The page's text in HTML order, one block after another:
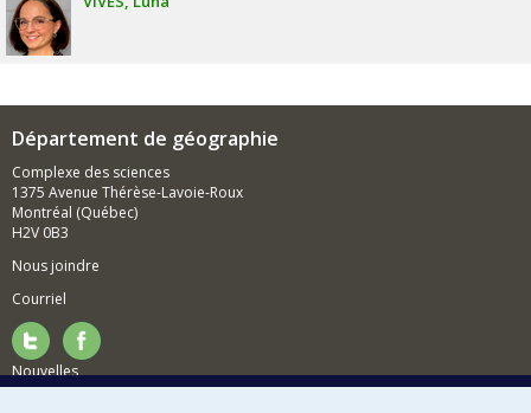
Département de géographie
Complexe des sciences
1375 Avenue Thérèse-Lavoie-Roux
Montréal (Québec)
H2V 0B3
Nous joindre
Courriel
Nouvelles